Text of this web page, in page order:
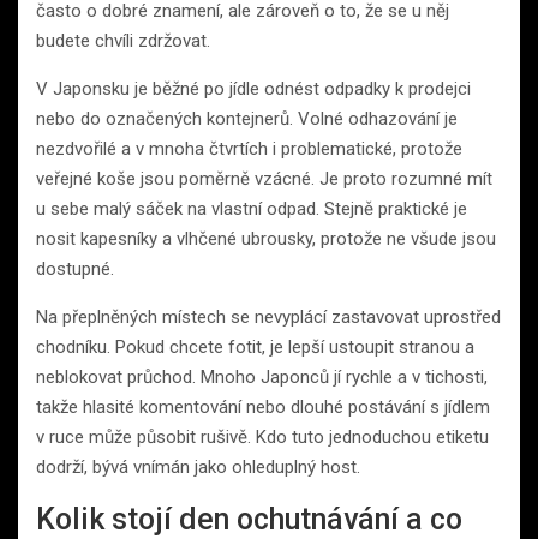
často o dobré znamení, ale zároveň o to, že se u něj
budete chvíli zdržovat.
V Japonsku je běžné po jídle odnést odpadky k prodejci
nebo do označených kontejnerů. Volné odhazování je
nezdvořilé a v mnoha čtvrtích i problematické, protože
veřejné koše jsou poměrně vzácné. Je proto rozumné mít
u sebe malý sáček na vlastní odpad. Stejně praktické je
nosit kapesníky a vlhčené ubrousky, protože ne všude jsou
dostupné.
Na přeplněných místech se nevyplácí zastavovat uprostřed
chodníku. Pokud chcete fotit, je lepší ustoupit stranou a
neblokovat průchod. Mnoho Japonců jí rychle a v tichosti,
takže hlasité komentování nebo dlouhé postávání s jídlem
v ruce může působit rušivě. Kdo tuto jednoduchou etiketu
dodrží, bývá vnímán jako ohleduplný host.
Kolik stojí den ochutnávání a co